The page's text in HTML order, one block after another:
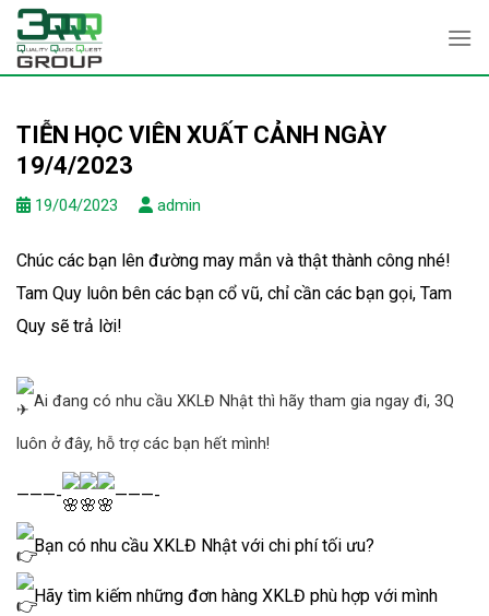
Skip
content
TIỄN HỌC VIÊN XUẤT CẢNH NGÀY
19/4/2023
19/04/2023 admin
Chúc các bạn lên đường may mắn và thật thành công nhé!
Tam Quy luôn bên các bạn cổ vũ, chỉ cần các bạn gọi, Tam
Quy sẽ trả lời!
Ai đang có nhu cầu XKLĐ Nhật thì hãy tham gia ngay đi, 3Q
luôn ở đây, hỗ trợ các bạn hết mình!
———- ———-
Bạn có nhu cầu XKLĐ Nhật với chi phí tối ưu?
Hãy tìm kiếm những đơn hàng XKLĐ phù hợp với mình